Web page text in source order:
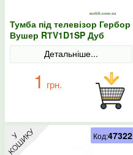
Тумба під телевізор Гербор
Вушер RТV1D1SP Дуб
сонома
Детальніше...
1 грн.
Код:47322